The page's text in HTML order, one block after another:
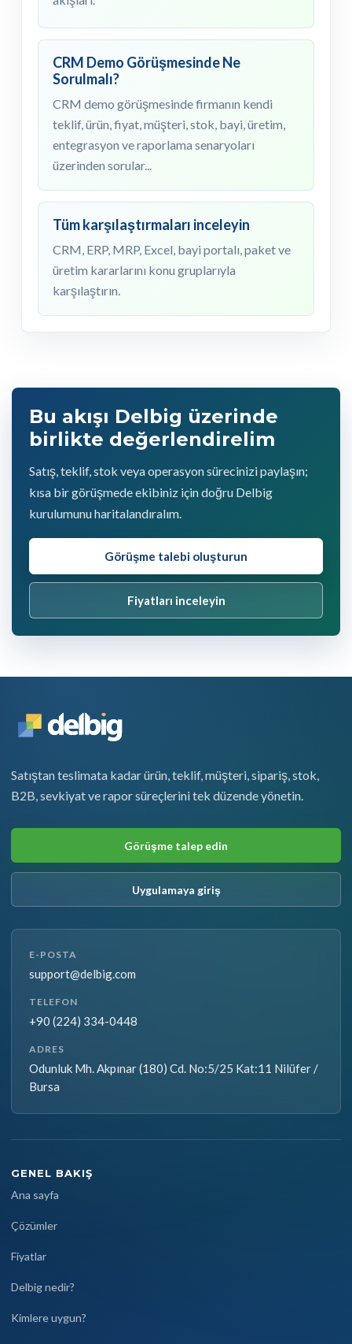
CRM Demo Görüşmesinde Ne
Sorulmalı?
CRM demo görüşmesinde firmanın kendi
teklif, ürün, fiyat, müşteri, stok, bayi, üretim,
entegrasyon ve raporlama senaryoları
üzerinden sorular...
Tüm karşılaştırmaları inceleyin
CRM, ERP, MRP, Excel, bayi portalı, paket ve
üretim kararlarını konu gruplarıyla
karşılaştırın.
Bu akışı Delbig üzerinde
birlikte değerlendirelim
Satış, teklif, stok veya operasyon sürecinizi paylaşın;
kısa bir görüşmede ekibiniz için doğru Delbig
kurulumunu haritalandıralım.
Görüşme talebi oluşturun
Fiyatları inceleyin
Satıştan teslimata kadar ürün, teklif, müşteri, sipariş, stok,
B2B, sevkiyat ve rapor süreçlerini tek düzende yönetin.
Görüşme talep edin
Uygulamaya giriş
E-POSTA
support@delbig.com
TELEFON
+90 (224) 334-0448
ADRES
Odunluk Mh. Akpınar (180) Cd. No:5/25 Kat:11 Nilüfer /
Bursa
GENEL BAKIŞ
Ana sayfa
Çözümler
Fiyatlar
Delbig nedir?
Kimlere uygun?